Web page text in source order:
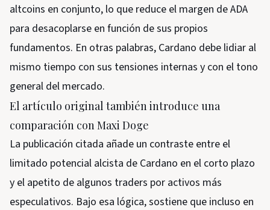
altcoins en conjunto, lo que reduce el margen de ADA
para desacoplarse en función de sus propios
fundamentos. En otras palabras, Cardano debe lidiar al
mismo tiempo con sus tensiones internas y con el tono
general del mercado.
El artículo original también introduce una
comparación con Maxi Doge
La publicación citada añade un contraste entre el
limitado potencial alcista de Cardano en el corto plazo
y el apetito de algunos traders por activos más
especulativos. Bajo esa lógica, sostiene que incluso en